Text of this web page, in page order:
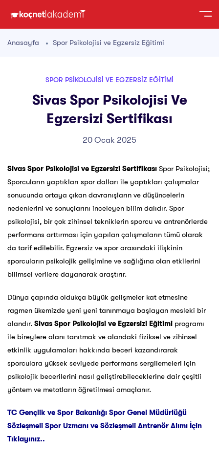
Anasayfa Spor Psikolojisi ve Egzersiz Eğitimi
SPOR PSIKOLOJISI VE EGZERSIZ EĞITIMI
Sivas Spor Psikolojisi Ve
Egzersizi Sertifikası
20 Ocak 2025
Sivas Spor Psikolojisi ve Egzersizi Sertifikası Spor Psikolojisi;
Sporcuların yaptıkları spor dalları ile yaptıkları çalışmalar
sonucunda ortaya çıkan davranışların ve düşüncelerin
nedenlerini ve sonuçlarını inceleyen bilim dalıdır. Spor
psikolojisi, bir çok zihinsel tekniklerin sporcu ve antrenörlerde
performans arttırması için yapılan çalışmaların tümü olarak
da tarif edilebilir. Egzersiz ve spor arasındaki ilişkinin
sporcuların psikolojik gelişimine ve sağlığına olan etkilerini
bilimsel verilere dayanarak araştırır.
Dünya çapında oldukça büyük gelişmeler kat etmesine
ragmen ükemizde yeni yeni tanınmaya başlayan mesleki bir
alandır. Sivas Spor Psikolojisi ve Egzersizi Eğitimi programı
ile bireylere alanı tanıtmak ve alandaki fiziksel ve zihinsel
etkinlik uygulamaları hakkında beceri kazandırarak
sporculara yüksek seviyede performans sergilemeleri için
psikolojik becerilerini nasıl geliştirebileceklerine dair çeşitli
yöntem ve metotların öğretilmesi amaçlanır.
TC Gençlik ve Spor Bakanlığı Spor Genel Müdürlüğü
Sözleşmeli Spor Uzmanı ve Sözleşmeli Antrenör Alımı İçin
Tıklayınız..